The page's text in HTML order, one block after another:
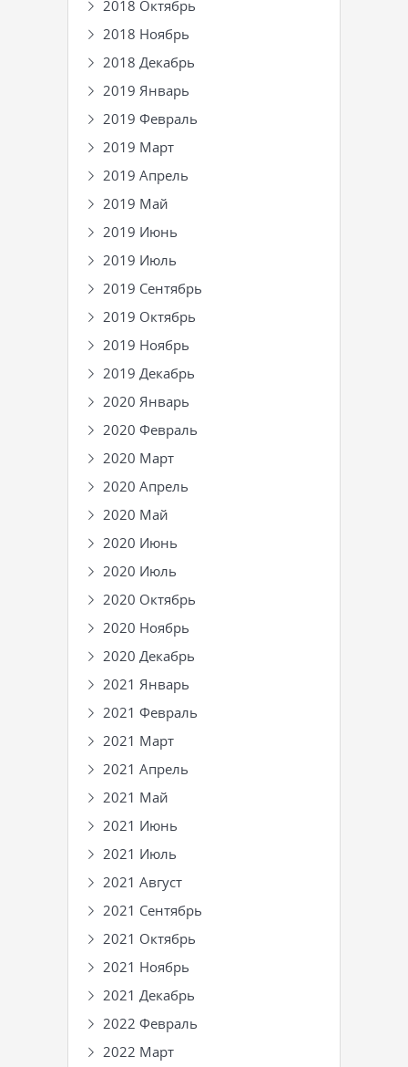
2018 Октябрь
2018 Ноябрь
2018 Декабрь
2019 Январь
2019 Февраль
2019 Март
2019 Апрель
2019 Май
2019 Июнь
2019 Июль
2019 Сентябрь
2019 Октябрь
2019 Ноябрь
2019 Декабрь
2020 Январь
2020 Февраль
2020 Март
2020 Апрель
2020 Май
2020 Июнь
2020 Июль
2020 Октябрь
2020 Ноябрь
2020 Декабрь
2021 Январь
2021 Февраль
2021 Март
2021 Апрель
2021 Май
2021 Июнь
2021 Июль
2021 Август
2021 Сентябрь
2021 Октябрь
2021 Ноябрь
2021 Декабрь
2022 Февраль
2022 Март